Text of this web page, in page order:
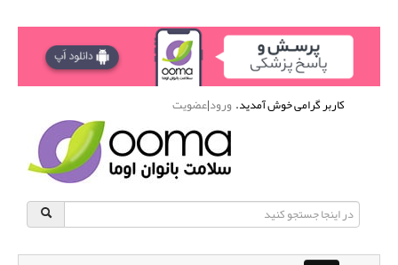
کاربر گرامی خوش آمدید.ورود|عضویت